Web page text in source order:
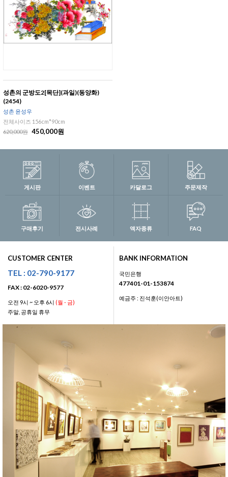
성촌의 군방도2[목단](과일)(동양화)
(2454)
성촌 윤성우
전체사이즈 156cm*90cm
620,000원 450,000원
게시판 이벤트 카달로그 주문제작
구매후기 전시사례 액자종류 FAQ
CUSTOMER CENTER
TEL : 02-790-9177
FAX : 02-6020-9577
오전 9시 ~ 오후 6시 (월 - 금)
주말, 공휴일 휴무
BANK INFORMATION
국민은행
477401-01-153874
예금주 : 진석훈(이안아트)